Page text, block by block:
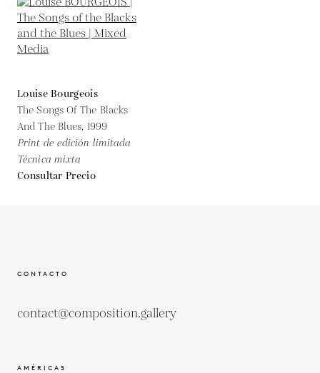
Louise Bourgeois
The Songs Of The Blacks
And The Blues, 1999
Print de edición limitada
Técnica mixta
Consultar Precio
CONTACTO
contact@composition.gallery
AMÉRICAS